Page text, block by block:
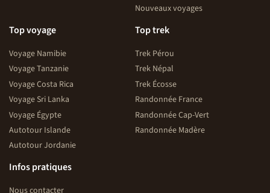
Nouveaux voyages
Top voyage
Voyage Namibie
Voyage Tanzanie
Voyage Costa Rica
Voyage Sri Lanka
Voyage Égypte
Autotour Islande
Autotour Jordanie
Top trek
Trek Pérou
Trek Népal
Trek Écosse
Randonnée France
Randonnée Cap-Vert
Randonnée Madère
Infos pratiques